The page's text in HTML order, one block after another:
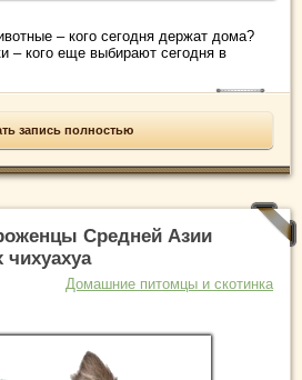
– кого сегодня держат дома?
– кого еще выбирают сегодня в
запись полностью
Средней Азии
чихуахуа
Домашние питомцы и скотинка